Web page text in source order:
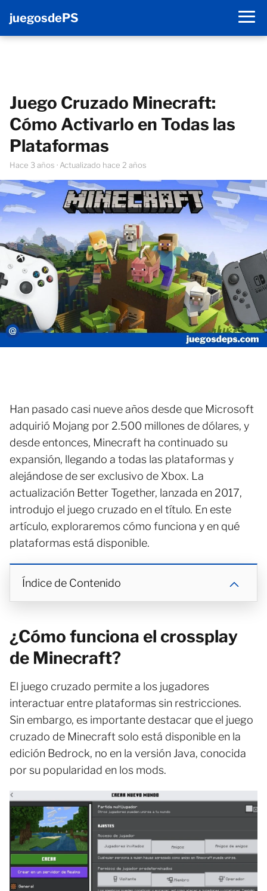
juegosdePS
Juego Cruzado Minecraft:
Cómo Activarlo en Todas las
Plataformas
hace 3 años · Actualizado hace 2 años
Han pasado casi nueve años desde que Microsoft
adquirió Mojang por 2.500 millones de dólares, y
desde entonces, Minecraft ha continuado su
expansión, llegando a todas las plataformas y
alejándose de ser exclusivo de Xbox. La
actualización Better Together, lanzada en 2017,
introdujo el juego cruzado en el título. En este
artículo, exploraremos cómo funciona y en qué
plataformas está disponible.
Índice de Contenido
¿Cómo funciona el crossplay
de Minecraft?
El juego cruzado permite a los jugadores
interactuar entre plataformas sin restricciones.
Sin embargo, es importante destacar que el juego
cruzado de Minecraft solo está disponible en la
edición Bedrock, no en la versión Java, conocida
por su popularidad en los mods.